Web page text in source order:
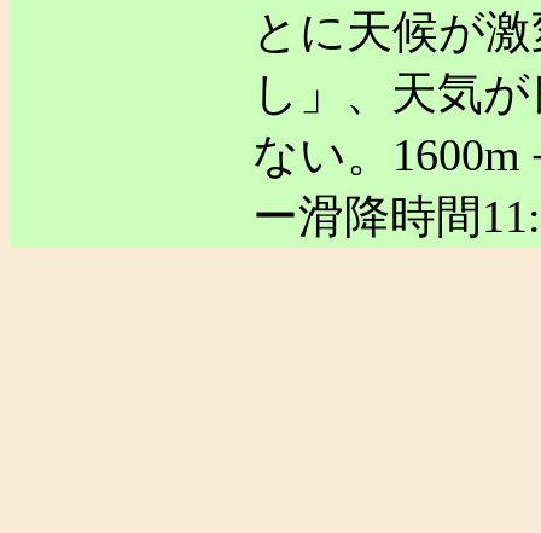
とに天候が
し」、天気
ない。1600m
ー滑降時間